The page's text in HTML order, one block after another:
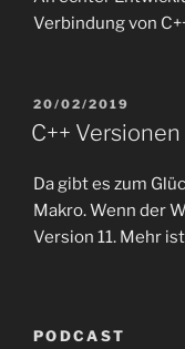
Verbindung von
VERÖFFENTLICHT
AM
20/02/2019
C++
Da gibt es zum
Makro. Wenn der
Version 11. Mehr
PODCAST